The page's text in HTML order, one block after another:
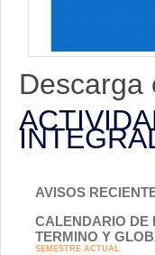
Descarga
AVISOS
CALENDARIO DE
TERMINO Y
SEMESTRE ACTUAL